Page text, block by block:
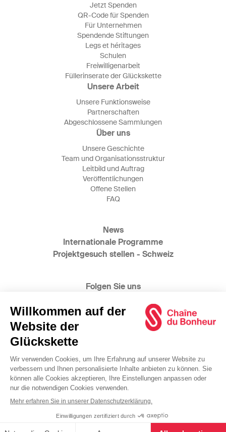
Jetzt Spenden
QR-Code für Spenden
Für Unternehmen
Spendende Stiftungen
Legs et héritages
Schulen
Freiwilligenarbeit
Füllerinserate der Glückskette
Unsere Arbeit
Unsere Funktionsweise
Partnerschaften
Abgeschlossene Sammlungen
Über uns
Unsere Geschichte
Team und Organisationsstruktur
Leitbild und Auftrag
Veröffentlichungen
Offene Stellen
FAQ
News
Internationale Programme
Projektgesuch stellen - Schweiz
Folgen Sie uns
@2025 Glückskette
www.catena-della-solidarieta.ch
Allgemeine Geschäftsbedingungen
Datenschutzerklärung